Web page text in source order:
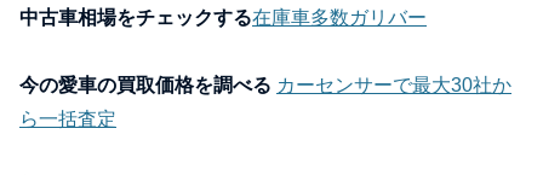
中古車相場をチェックする在庫車多数ガリバー
今の愛車の買取価格を調べる カーセンサーで最大30社か
ら一括査定